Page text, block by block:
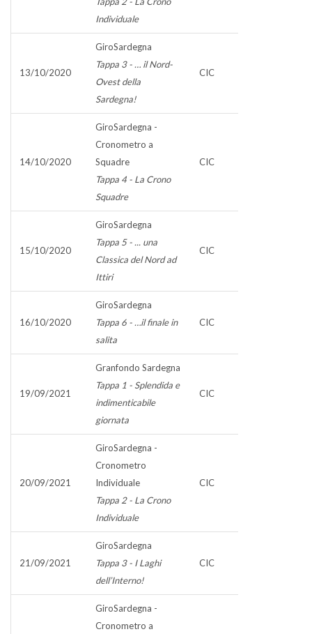
Individuale
13/10/2020
GiroSardegna
Tappa 3 - … il Nord-
Ovest della
Sardegna!
CIC
14/10/2020
GiroSardegna -
Cronometro a
Squadre
Tappa 4 - La Crono
Squadre
CIC
15/10/2020
GiroSardegna
Tappa 5 - ... una
Classica del Nord ad
Ittiri
CIC
16/10/2020
GiroSardegna
Tappa 6 - …il finale in
salita
CIC
19/09/2021
Granfondo Sardegna
Tappa 1 - Splendida e
indimenticabile
giornata
CIC
20/09/2021
GiroSardegna -
Cronometro
Individuale
Tappa 2 - La Crono
Individuale
CIC
21/09/2021
GiroSardegna
Tappa 3 - I Laghi
dell’Interno!
CIC
GiroSardegna -
Cronometro a